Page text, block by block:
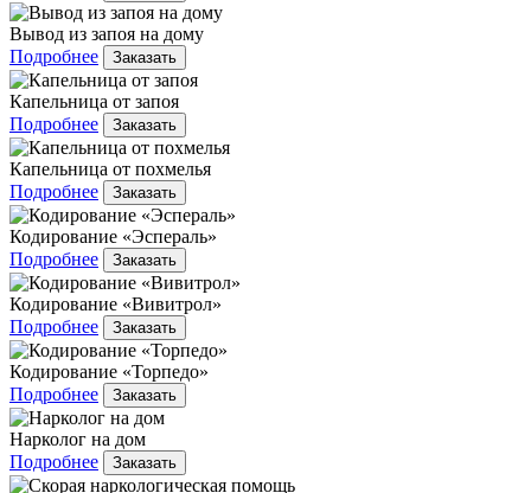
Вывод из запоя на дому
Подробнее
Заказать
Капельница от запоя
Подробнее
Заказать
Капельница от похмелья
Подробнее
Заказать
Кодирование «Эспераль»
Подробнее
Заказать
Кодирование «Вивитрол»
Подробнее
Заказать
Кодирование «Торпедо»
Подробнее
Заказать
Нарколог на дом
Подробнее
Заказать